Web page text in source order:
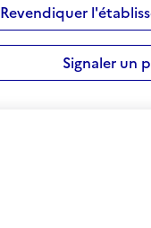
Revendiquer
Signaler un